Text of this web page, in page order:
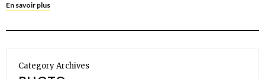
En savoir plus
Category Archives